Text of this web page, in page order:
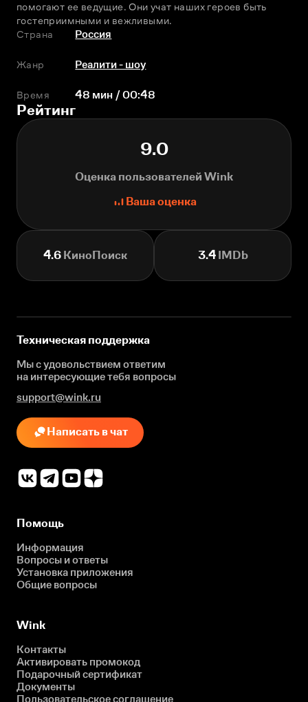
помогают ее ведущие. Они учат наших героев быть
гостеприимными и вежливыми.
Страна
Россия
Жанр Реалити - шоу
Время 48 мин / 00:48
Рейтинг
9.0
Оценка пользователей Wink
Ваша оценка
4.6 КиноПоиск 3.4IMDb
Техническая поддержка
Мы с удовольствием ответим
на интересующиетебя вопросы
support@wink.ru
Написать в чат
Помощь
Информация
Вопросы и ответы
Установка приложения
Общие вопросы
Wink
Контакты
Активировать промокод
Подарочный сертификат
Документы
Пользовательское соглашение